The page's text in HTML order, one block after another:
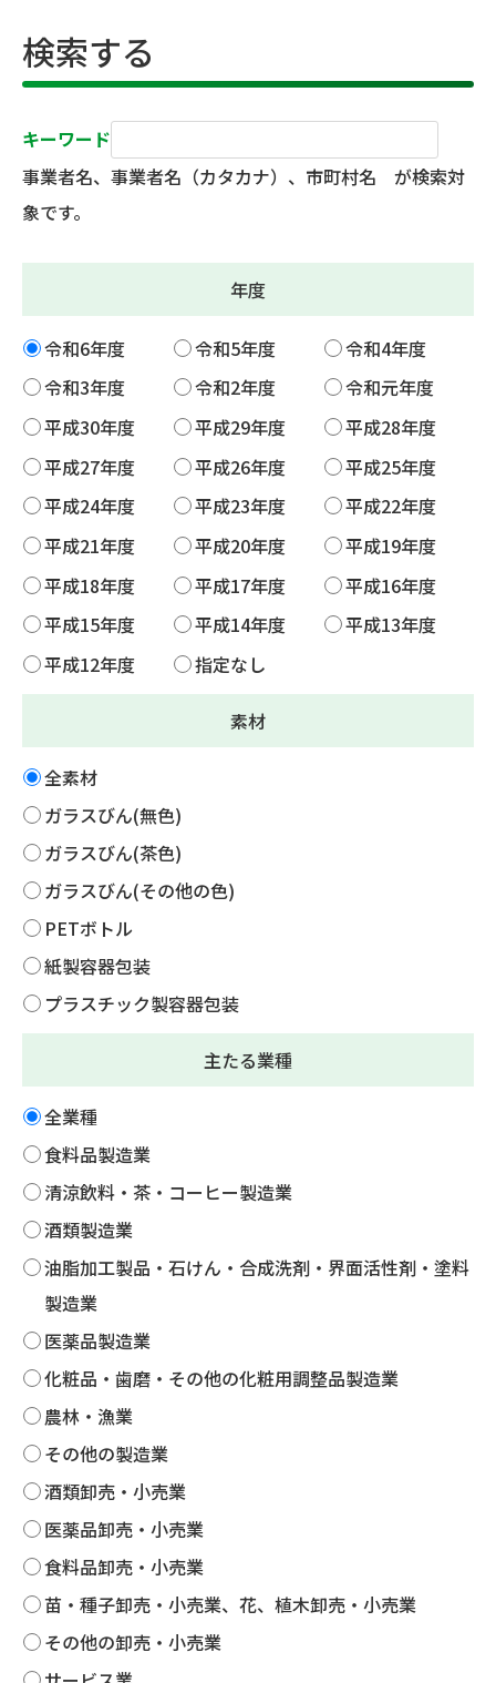
検索する
キーワード
事業者名、事業者名（カタカナ）、市町村名 が検索対
象です。
年度
令和6年度 令和5年度
令和4年度
令和3年度
令和2年度
令和元年度
平成30年度
平成29年度
平成28年度
平成27年度
平成26年度
平成25年度
平成24年度
平成23年度
平成22年度
平成21年度
平成20年度
平成19年度
平成18年度
平成17年度
平成16年度
平成15年度
平成14年度
平成13年度
平成12年度
指定なし
素材
全素材
ガラスびん(無色)
ガラスびん(茶色)
ガラスびん(その他の色)
PETボトル
紙製容器包装
プラスチック製容器包装
主たる業種
全業種
食料品製造業
清涼飲料・茶・コーヒー製造業
酒類製造業
油脂加工製品・石けん・合成洗剤・界面活性剤・塗料
製造業
医薬品製造業
化粧品・歯磨・その他の化粧用調整品製造業
農林・漁業
その他の製造業
酒類卸売・小売業
医薬品卸売・小売業
食料品卸売・小売業
苗・種子卸売・小売業、花、植木卸売・小売業
その他の卸売・小売業